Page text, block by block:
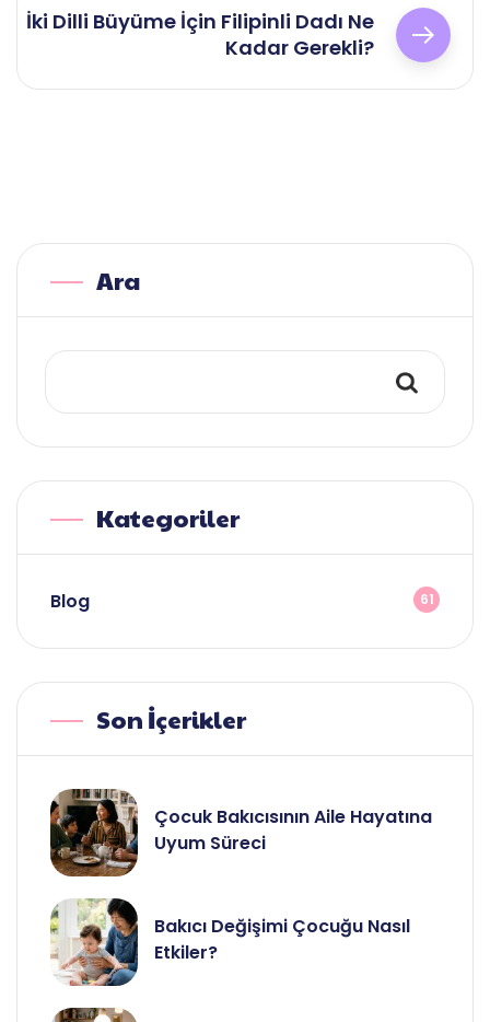
İki Dilli Büyüme İçin Filipinli Dadı Ne
Kadar Gerekli?
Ara
Kategoriler
Blog 61
Son İçerikler
Çocuk Bakıcısının Aile Hayatına
Uyum Süreci
Bakıcı Değişimi Çocuğu Nasıl
Etkiler?